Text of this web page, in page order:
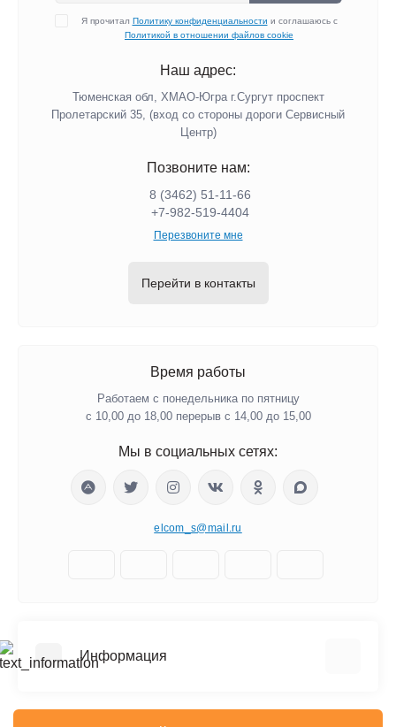
Я прочитал Политику конфиденциальности и соглашаюсь с
Политикой в отношении файлов cookie
Наш адрес:
Тюменская обл, ХМАО-Югра г.Сургут проспект
Пролетарский 35, (вход со стороны дороги Сервисный
Центр)
Позвоните нам:
8 (3462) 51-11-66
+7-982-519-4404
Перезвоните мне
Перейти в контакты
Время работы
Работаем с понедельника по пятницу
с 10,00 до 18,00 перерыв с 14,00 до 15,00
Мы в социальных сетях:
elcom_s@mail.ru
Информация